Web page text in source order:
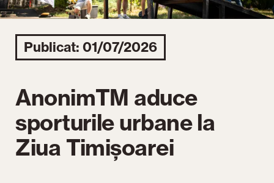
Publicat: 01/07/2026
AnonimTM aduce
sporturile urbane la
Ziua Timișoarei